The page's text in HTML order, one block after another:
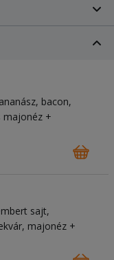
bacon,
majonéz +
sajt,
majonéz +